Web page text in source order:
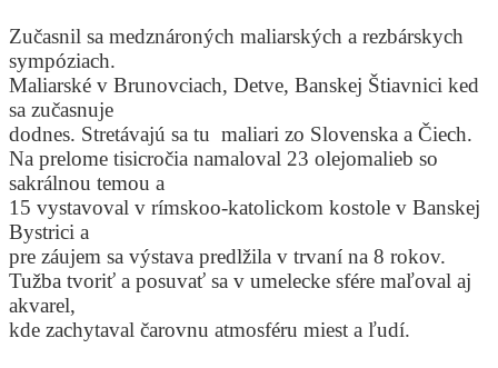
Zučasnil sa medznároných maliarských a rezbárskych
sympóziach.
Maliarské v Brunovciach, Detve, Banskej Štiavnici ked
sa zučasnuje
dodnes. Stretávajú sa tu maliari zo Slovenska a Čiech.
Na prelome tisicročia namaloval 23 olejomalieb so
sakrálnou temou a
15 vystavoval v rímskoo-katolickom kostole v Banskej
Bystrici a
pre záujem sa výstava predlžila v trvaní na 8 rokov.
Tužba tvoriť a posuvať sa v umelecke sfére maľoval aj
akvarel,
kde zachytaval čarovnu atmosféru miest a ľudí.